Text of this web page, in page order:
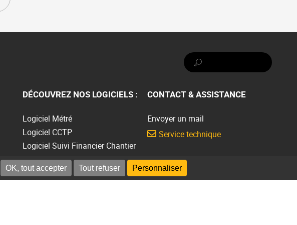
OK, tout accepter Tout refuser Personnaliser
Rechercher :
DÉCOUVREZ NOS LOGICIELS :
Logiciel Métré
Logiciel CCTP
Logiciel Suivi Financier Chantier
Logiciel BIM
Plugin Revit
CONTACT & ASSISTANCE
Envoyer un mail
Service technique
Présentation gratuite
Demander une présentation